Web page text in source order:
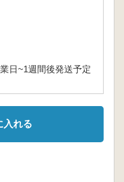
日~1週間後発送予定
入れる